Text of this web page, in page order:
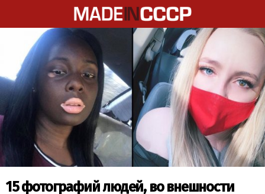
15 фотографий людей, во внешности